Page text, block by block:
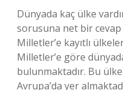
Dünyada kaç ülke
sorusuna net bir
Milletler’e kayıtlı
Milletler’e göre
bulunmaktadır. Bu
Avrupa’da yer